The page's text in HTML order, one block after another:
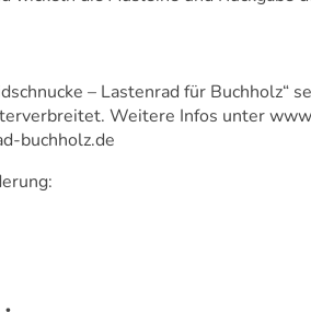
– Lastenrad für
Weitere Infos unter
buchholz.de